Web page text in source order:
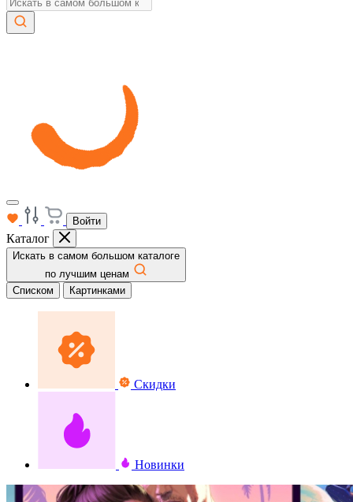
Войти
Каталог
Искать в самом большом каталоге
по лучшим ценам
Списком
Картинками
Скидки
Новинки